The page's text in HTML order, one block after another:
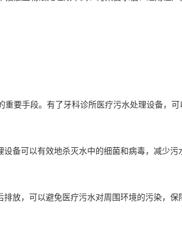
手段。有了牙科诊所医疗污水处理设备，可
可以有效地杀灭水中的细菌和病毒，减少污
，可以避免医疗污水对周围环境的污染，保